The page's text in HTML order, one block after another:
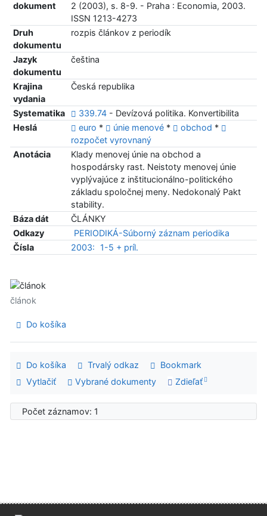
dokument
2 (2003), s. 8-9. - Praha : Economia, 2003.
ISSN 1213-4273
Druh
dokumentu
rozpis článkov z periodík
Jazyk
dokumentu
čeština
Krajina
vydania
Česká republika
Systematika 339.74- Devízová politika. Konvertibilita
Heslá
euro * únie menové * obchod *
rozpočet vyrovnaný
Anotácia
Klady menovej únie na obchod a
hospodársky rast. Neistoty menovej únie
vyplývajúce z inštitucionálno-politického
základu spoločnej meny. Nedokonalý Pakt
stability.
Báza dát
ČLÁNKY
Odkazy
PERIODIKÁ-Súborný záznam periodika
Čísla
2003: 1-5 + príl.
článok
Do košíka
Do košíka Trvalý odkaz
Bookmark
Vytlačiť
Vybrané dokumenty Zdieľať
Počet záznamov: 1